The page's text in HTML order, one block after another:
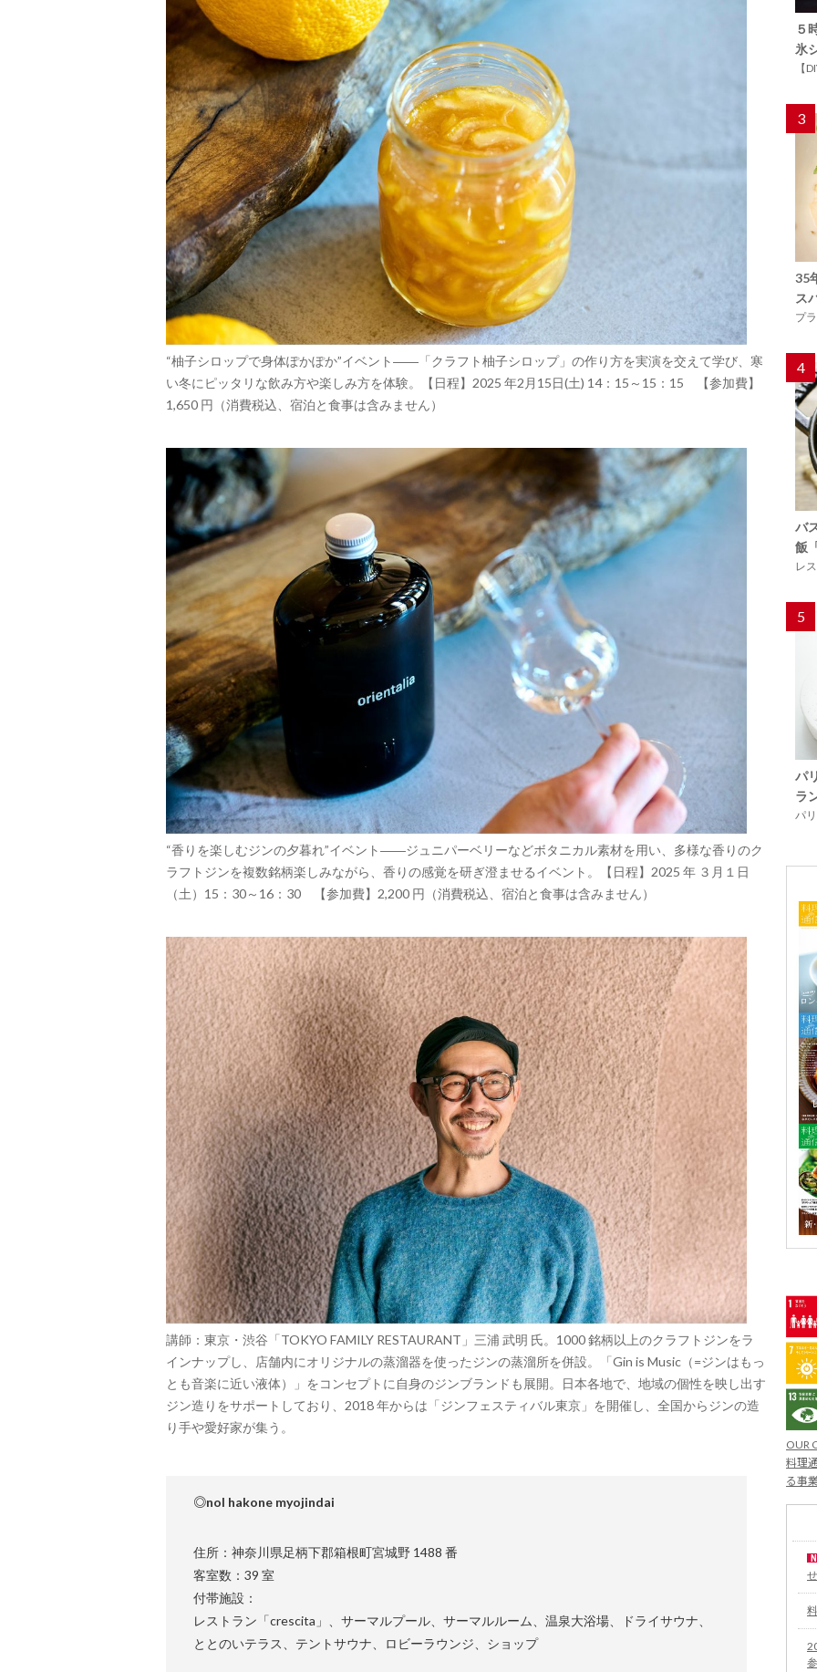
“柚子シロップで身体ぽかぽか”イベント――「クラフト柚子シロップ」の作り方を実演を交えて学び、寒
い冬にピッタリな飲み方や楽しみ方を体験。【日程】2025 年2月15日(土) 14：15～15：15 【参加費】
1,650 円（消費税込、宿泊と食事は含みません）
“香りを楽しむジンの夕暮れ”イベント――ジュニパーベリーなどボタニカル素材を用い、多様な香りのク
ラフトジンを複数銘柄楽しみながら、香りの感覚を研ぎ澄ませるイベント。【日程】2025 年 ３月１日
（土）15：30～16：30 【参加費】2,200 円（消費税込、宿泊と食事は含みません）
講師：東京・渋谷「TOKYO FAMILY RESTAURANT」三浦 武明 氏。1000 銘柄以上のクラフトジンをラ
インナップし、店舗内にオリジナルの蒸溜器を使ったジンの蒸溜所を併設。「Gin is Music（=ジンはもっ
とも音楽に近い液体）」をコンセプトに自身のジンブランドも展開。日本各地で、地域の個性を映し出す
ジン造りをサポートしており、2018 年からは「ジンフェスティバル東京」を開催し、全国からジンの造
り手や愛好家が集う。
◎nol hakone myojindai
住所：神奈川県足柄下郡箱根町宮城野 1488 番
客室数：39 室
付帯施設：
レストラン「crescita」、サーマルプール、サーマルルーム、温泉大浴場、ドライサウナ、
ととのいテラス、テントサウナ、ロビーラウンジ、ショップ
５
氷
【
3
35
ス
プ
4
バ
飯
レ
5
パ
ラ
パ
OUR
料理
る事
せ